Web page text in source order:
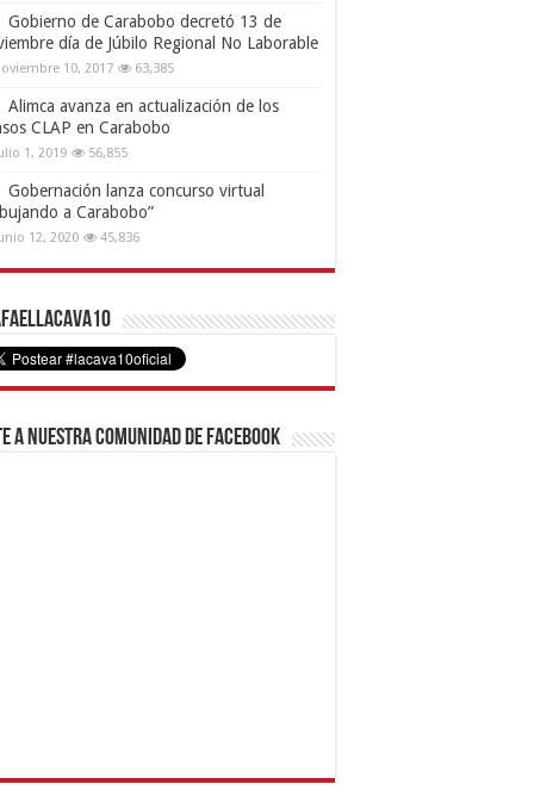
Gobierno de Carabobo decretó 13 de
día de Júbilo Regional No Laborable
10, 2017 63,385
Alimca avanza en actualización de los
CLAP en Carabobo
1, 2019 56,855
Gobernación lanza concurso virtual
a Carabobo”
12, 2020 45,836
a nuestra comunidad de Facebook